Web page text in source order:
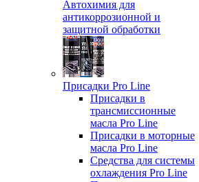
Автохимия для
антикоррозионной и
защитной обработки
Присадки Pro Line
Присадки в
трансмиссионные
масла Pro Line
Присадки в моторные
масла Pro Line
Средства для системы
охлаждения Pro Line